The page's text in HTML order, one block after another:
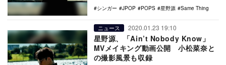
シンガー
JPOP POPS 星野源 Same Thing
ニュース 2020.01.23 19:10
星野源、「Ain’t Nobody Know」
MVメイキング動画公開 小松菜奈と
の撮影風景も収録